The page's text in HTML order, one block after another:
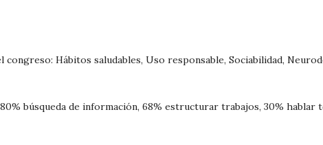
congreso: Hábitos saludables, Uso responsable, Sociabilidad,
búsqueda de información, 68% estructurar trabajos, 30% hablar